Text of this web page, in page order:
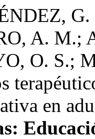
A. M.;
O. S.;
en